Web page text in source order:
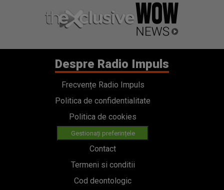
Despre Radio Impuls
Frecvențe Radio Impuls
Politica de confidentialitate
Politica de cookies
Gestionați preferințele
Contact
Termeni si conditii
Cod deontologic